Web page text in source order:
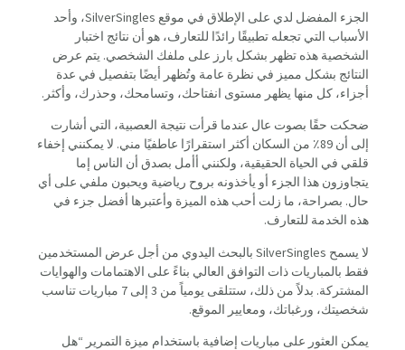
الجزء المفضل لدي على الإطلاق في موقع SilverSingles، وأحد
الأسباب التي تجعله تطبيقًا رائدًا للتعارف، هو أن نتائج اختبار
الشخصية هذه تظهر بشكل بارز على ملفك الشخصي. يتم عرض
النتائج بشكل مميز في نظرة عامة وتُظهر أيضًا بتفصيل في عدة
أجزاء، كل منها يظهر مستوى انفتاحك، وتسامحك، وحذرك، وأكثر.
ضحكت حقًا بصوت عال عندما قرأت نتيجة العصبية، التي أشارت
إلى أن 89٪ من السكان أكثر استقرارًا عاطفيًا مني. لا يمكنني إخفاء
قلقي في الحياة الحقيقية، ولكنني أأمل بصدق أن الناس إما
يتجاوزون هذا الجزء أو يأخذونه بروح رياضية ويحبون ملفي على أي
حال. بصراحة، ما زلت أحب هذه الميزة وأعتبرها أفضل جزء في
هذه الخدمة للتعارف.
لا يسمح SilverSingles بالبحث اليدوي من أجل عرض المستخدمين
فقط بالمباريات ذات التوافق العالي بناءً على الاهتمامات والهوايات
المشتركة. بدلاً من ذلك، ستتلقى يومياً من 3 إلى 7 مباريات تناسب
شخصيتك، ورغباتك، ومعايير الموقع.
يمكن العثور على مباريات إضافية باستخدام ميزة التمرير “هل